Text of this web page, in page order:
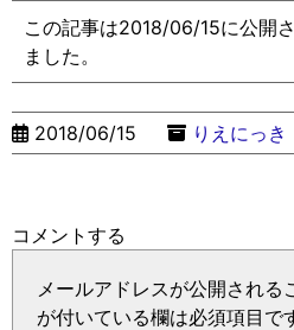
この記事は2018/06/15に公開
ました。
2018/06/15 りえにっき
コメントする
メールアドレスが公開される
が付いている欄は必須項目で